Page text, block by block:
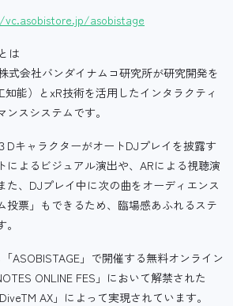
asobistage
は
式会社バンダイナムコ研究所が研究開発を
能）とxR技術を活用したインタラクティ
スシステムです。
DキャラクターがオートDJプレイを披露す
によるビジュアル演出や、ARによる視聴演
た、DJプレイ中に次の曲をオーディエンス
投票」もできるため、臨場感あふれるステ
ASOBISTAGE」で開催する無料オンライン
ONLINE FES」において解禁された
AX」によって実現されています。